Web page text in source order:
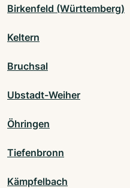
Birkenfeld (Württemberg)
Keltern
Bruchsal
Ubstadt-Weiher
Öhringen
Tiefenbronn
Kämpfelbach